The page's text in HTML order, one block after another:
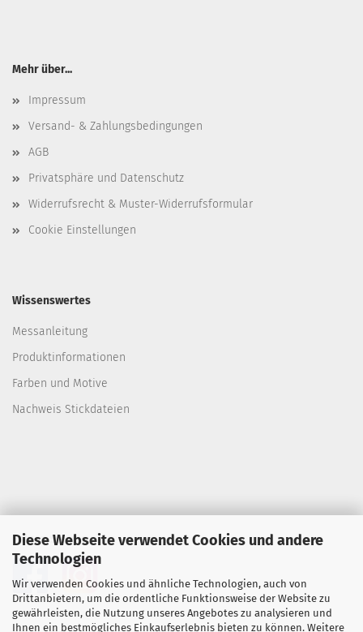
Diese Webseite verwendet Cookies und andere
Technologien
Wir verwenden Cookies und ähnliche Technologien, auch von
Drittanbietern, um die ordentliche Funktionsweise der Website zu
gewährleisten, die Nutzung unseres Angebotes zu analysieren und
Ihnen ein bestmögliches Einkaufserlebnis bieten zu können. Weitere
Mehr über...
Impressum
Versand- & Zahlungsbedingungen
AGB
Privatsphäre und Datenschutz
Widerrufsrecht & Muster-Widerrufsformular
Cookie Einstellungen
Wissenswertes
Messanleitung
Produktinformationen
Farben und Motive
Nachweis Stickdateien
Folgen Sie uns